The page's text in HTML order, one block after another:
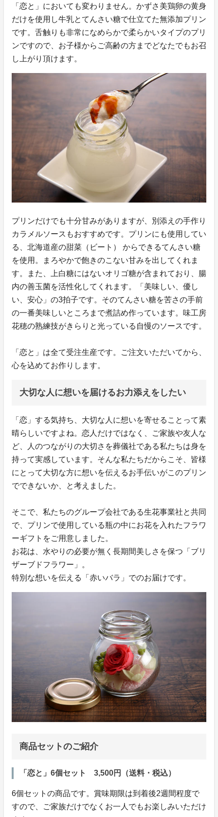
「恋と」においても変わりません。かずさ美鶏卵の黄身
だけを使用し牛乳とてんさい糖で仕立てた無添加プリン
です。舌触りも非常になめらかで柔らかいタイプのプリ
ンですので、お子様からご高齢の方までどなたでもお召
し上がり頂けます。
プリンだけでも十分甘みがありますが、別添えの手作り
カラメルソースもおすすめです。プリンにも使用してい
る、北海道産の甜菜（ビート） からできるてんさい糖
を使用。まろやかで飽きのこない甘みを出してくれま
す。また、上白糖にはないオリゴ糖が含まれており、腸
内の善玉菌を活性化してくれます。「美味しい、優し
い、安心」の3拍子です。そのてんさい糖を苦さの手前
の一番美味しいところまで煮詰め作っています。味工房
花穂の熟練技がきらりと光っている自慢のソースです。
「恋と」は全て受注生産です。ご注文いただいてから、
心を込めてお作りします。
大切な人に想いを届けるお力添えをしたい
「恋」する気持ち、大切な人に想いを寄せることって素
晴らしいですよね。恋人だけではなく、ご家族や友人な
ど、人のつながりの大切さを葬儀社である私たちは身を
持って実感しています。そんな私たちだからこそ、皆様
にとって大切な方に想いを伝えるお手伝いがこのプリン
でできないか、と考えました。
そこで、私たちのグループ会社である生花事業社と共同
で、プリンで使用している瓶の中にお花を入れたフラワ
ーギフトをご用意しました。
お花は、水やりの必要が無く長期間美しさを保つ「ブリ
ザーブドフラワー」。
特別な想いを伝える「赤いバラ」でのお届けです。
商品セットのご紹介
「恋と」6個セット 3,500円（送料・税込）
6個セットの商品です。賞味期限は到着後2週間程度で
すので、ご家族だけでなくお一人でもお楽しみいただけ